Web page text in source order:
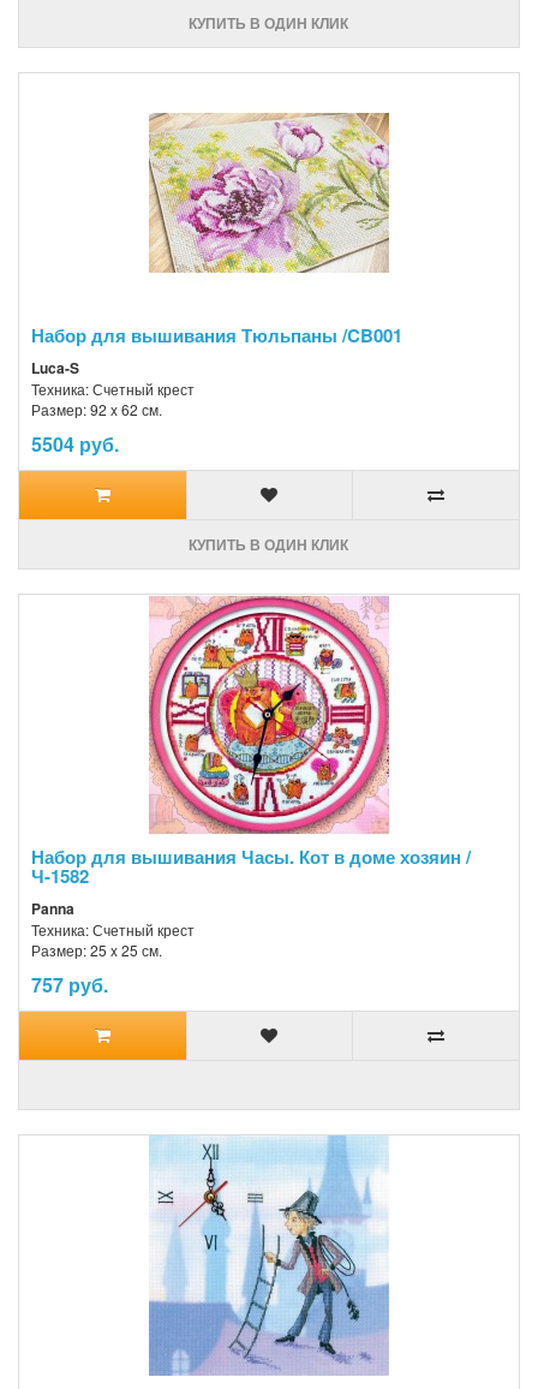
КУПИТЬ В ОДИН КЛИК
Набор для вышивания Тюльпаны /CB001
Luca-S
Техника: Счетный крест
Размер: 92 x 62 см.
5504 руб.
КУПИТЬ В ОДИН КЛИК
Набор для вышивания Часы. Кот в доме хозяин /
Ч-1582
Panna
Техника: Счетный крест
Размер: 25 x 25 см.
757 руб.